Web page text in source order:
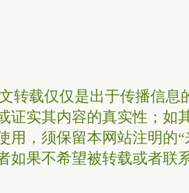
转载仅仅是出于传播信息
证实其内容的真实性；如
用，须保留本网站注明的
如果不希望被转载或者联